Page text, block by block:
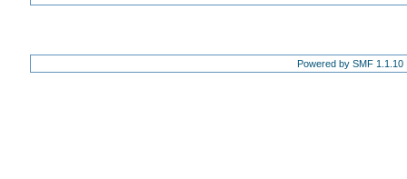
Powered by SMF 1.1.10